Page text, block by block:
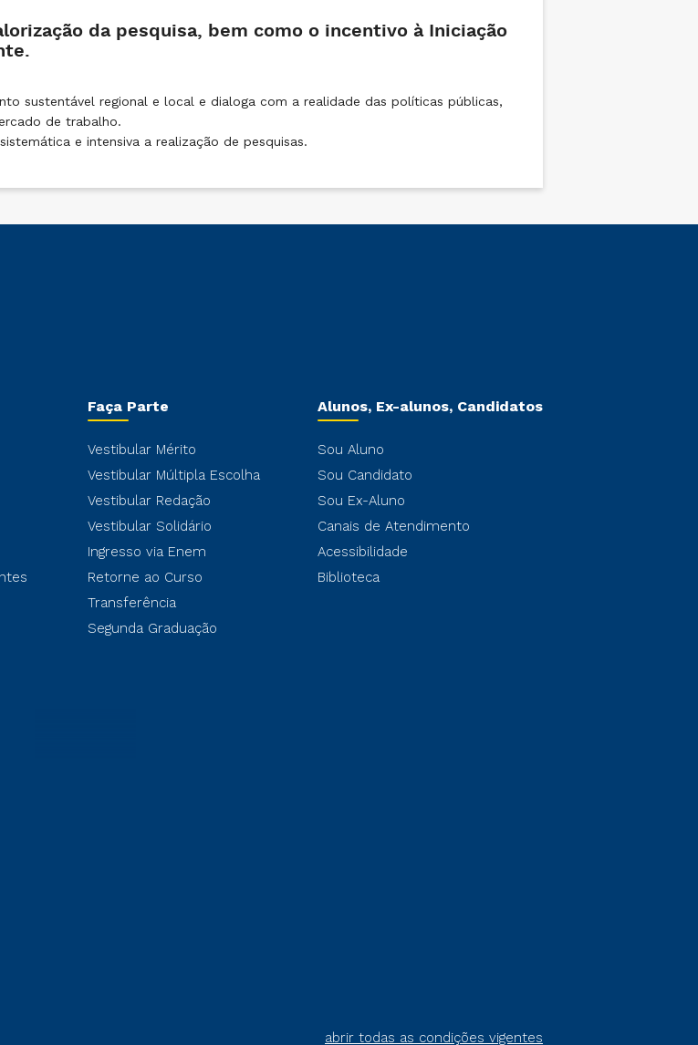
da pesquisa, bem como o incentivo à Iniciação
sustentável regional e local e dialoga com a realidade das políticas públicas,
de trabalho.
e intensiva a realização de pesquisas.
Faça Parte
Vestibular Mérito
Vestibular Múltipla Escolha
Vestibular Redação
Vestibular Solidário
Ingresso via Enem
Retorne ao Curso
Transferência
Segunda Graduação
Alunos, Ex-alunos, Candidatos
Sou Aluno
Sou Candidato
Sou Ex-Aluno
Canais de Atendimento
Acessibilidade
Biblioteca
abrir todas as condições vigentes